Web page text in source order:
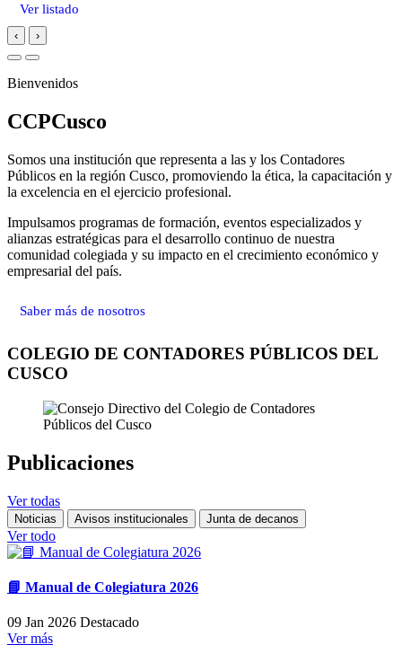
Ver listado
‹ ›
Bienvenidos
CCPCusco
Somos una institución que representa a las y los Contadores
Públicos en la región Cusco, promoviendo la ética, la capacitación y
la excelencia en el ejercicio profesional.
Impulsamos programas de formación, eventos especializados y
alianzas estratégicas para el desarrollo continuo de nuestra
comunidad colegiada y su impacto en el crecimiento económico y
empresarial del país.
Saber más de nosotros
COLEGIO DE CONTADORES PÚBLICOS DEL
CUSCO
Publicaciones
Ver todas
Noticias Avisos institucionales Junta de decanos
Ver todo
📘 Manual de Colegiatura 2026
09 Jan 2026 Destacado
Ver más